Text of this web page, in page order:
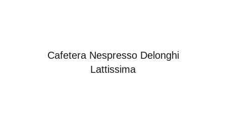
Cafetera Nespresso Delonghi
Lattissima